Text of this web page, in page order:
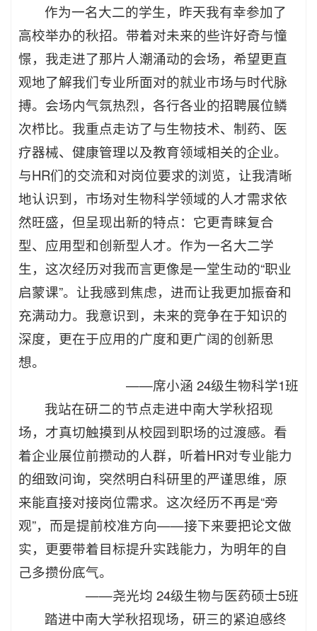
作为一名大二的学生，昨天我有幸参加了
高校举办的秋招。带着对未来的些许好奇与憧
憬，我走进了那片人潮涌动的会场，希望更直
观地了解我们专业所面对的就业市场与时代脉
搏。会场内气氛热烈，各行各业的招聘展位鳞
次栉比。我重点走访了与生物技术、制药、医
疗器械、健康管理以及教育领域相关的企业。
与HR们的交流和对岗位要求的浏览，让我清晰
地认识到，市场对生物科学领域的人才需求依
然旺盛，但呈现出新的特点：它更青睐复合
型、应用型和创新型人才。作为一名大二学
生，这次经历对我而言更像是一堂生动的“职业
启蒙课”。让我感到焦虑，进而让我更加振奋和
充满动力。我意识到，未来的竞争在于知识的
深度，更在于应用的广度和更广阔的创新思
想。
——席小涵 24级生物科学1班
我站在研二的节点走进中南大学秋招现
场，才真切触摸到从校园到职场的过渡感。看
着企业展位前攒动的人群，听着HR对专业能力
的细致问询，突然明白科研里的严谨思维，原
来能直接对接岗位需求。这次经历不再是“旁
观”，而是提前校准方向——接下来要把论文做
实，更要带着目标提升实践能力，为明年的自
己多攒份底气。
——尧光均 24级生物与医药硕士5班
踏进中南大学秋招现场，研三的紧迫感终